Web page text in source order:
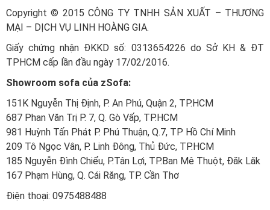
Copyright © 2015 CÔNG TY TNHH SẢN XUẤT – THƯƠNG
MẠI – DỊCH VỤ LINH HOÀNG GIA.
Giấy chứng nhận ĐKKD số: 0313654226 do Sở KH & ĐT
TPHCM cấp lần đầu ngày 17/02/2016.
Showroom sofa của zSofa:
151K Nguyễn Thị Định, P. An Phú, Quận 2, TP.HCM
687 Phan Văn Trị P. 7, Q. Gò Vấp, TP.HCM
981 Huỳnh Tấn Phát P. Phú Thuận, Q.7, TP Hồ Chí Minh
209 Tô Ngọc Vân, P. Linh Đông, Thủ Đức, TP.HCM
185 Nguyễn Đình Chiểu, P.Tân Lợi, TP.Ban Mê Thuột, Đăk Lăk
167 Phạm Hùng, Q. Cái Răng, TP. Cần Thơ
Điện thoại: 0975488488